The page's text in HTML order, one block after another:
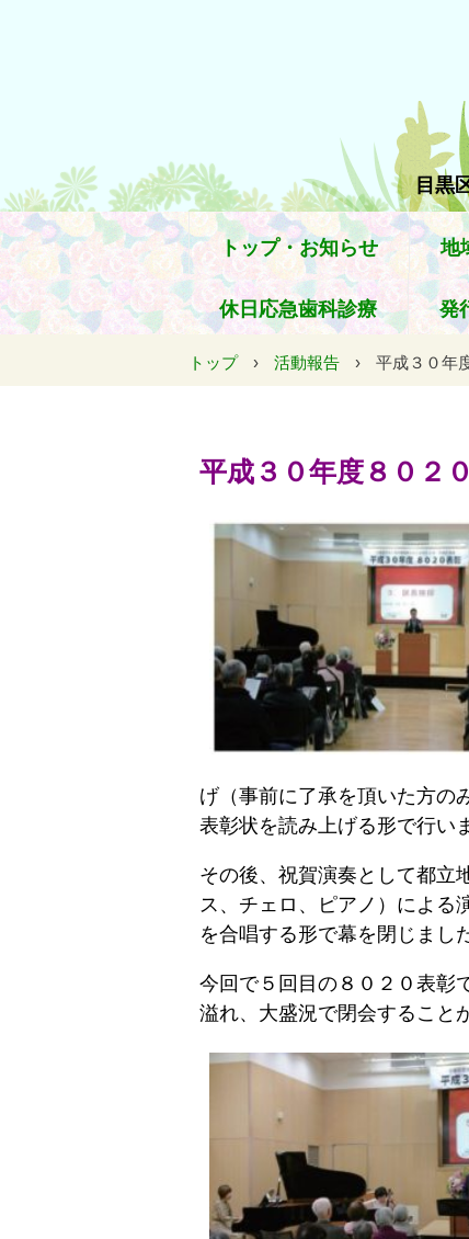
目黒
トップ・お知らせ 地
休日応急歯科診療 発
トップ › 活動報告 › 平成３０年
平成３０年度８０２
げ（事前に了承を頂いた方の
表彰状を読み上げる形で行い
その後、祝賀演奏として都立
ス、チェロ、ピアノ）による
を合唱する形で幕を閉じまし
今回で５回目の８０２０表彰
溢れ、大盛況で閉会すること